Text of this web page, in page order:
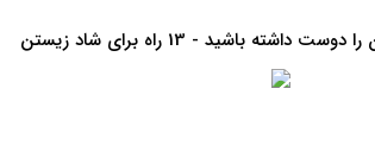
داشته باشید - 13 راه برای شاد زیستن